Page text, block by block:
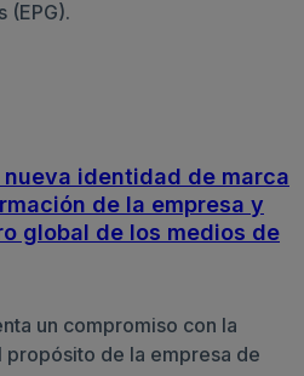
(EPG).
identidad de marca
de la empresa y
global de los medios de
un compromiso con la
de la empresa de